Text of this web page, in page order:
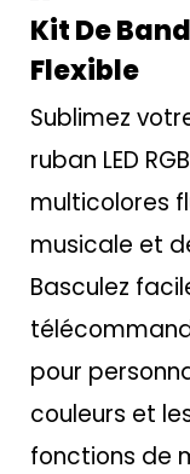
Kit De
Flexible
Sublimez
ruban LED
multicolores
musicale et
Basculez
pour
couleurs et
fonctions de